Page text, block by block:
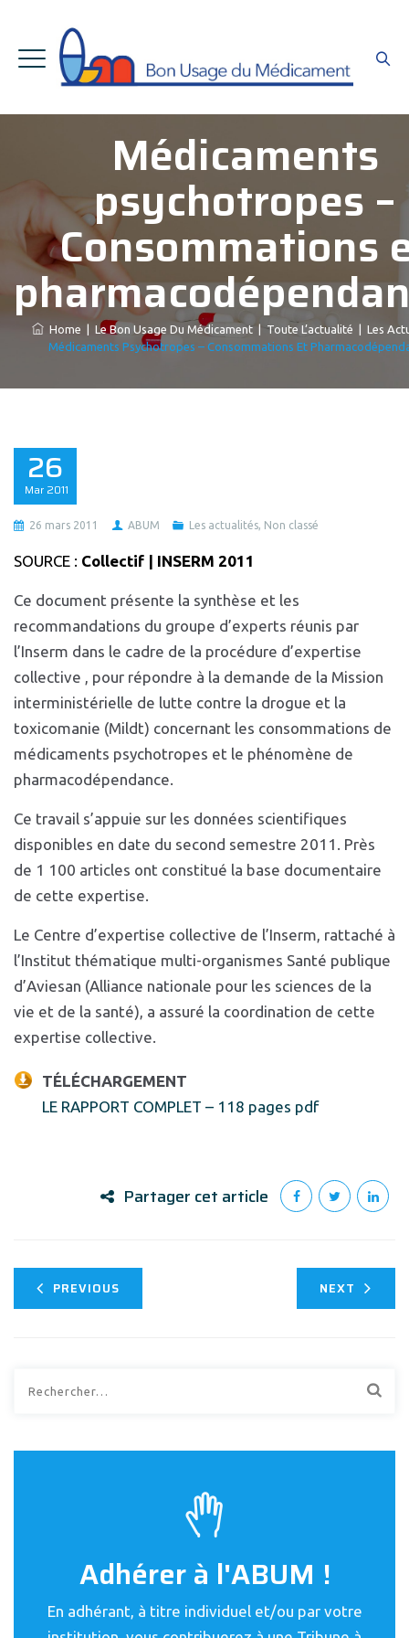
Médicaments
psychotropes –
Consommations
Home Le Bon Usage Du Médicament Toute L’actualité
Les
Médicaments Psychotropes – Consommations Et
26
Mar 2011
26 mars 2011 ABUM Les actualités, Non classé
SOURCE : Collectif | INSERM 2011
Ce document présente la synthèse et les
recommandations du groupe d’experts réunis par
l’Inserm dans le cadre de la procédure d’expertise
collective , pour répondre à la demande de la Mission
interministérielle de lutte contre la drogue et la
toxicomanie (Mildt) concernant les consommations de
médicaments psychotropes et le phénomène de
pharmacodépendance.
Ce travail s’appuie sur les données scientifiques
disponibles en date du second semestre 2011. Près
de 1 100 articles ont constitué la base documentaire
de cette expertise.
Le Centre d’expertise collective de l’Inserm, rattaché à
l’Institut thématique multi-organismes Santé publique
d’Aviesan (Alliance nationale pour les sciences de la
vie et de la santé), a assuré la coordination de cette
expertise collective.
TÉLÉCHARGEMENT
LE RAPPORT COMPLET – 118 pages pdf
Partager cet article
PREVIOUS NEXT
Adhérer à l'ABUM !
En adhérant, à titre individuel et/ou par votre